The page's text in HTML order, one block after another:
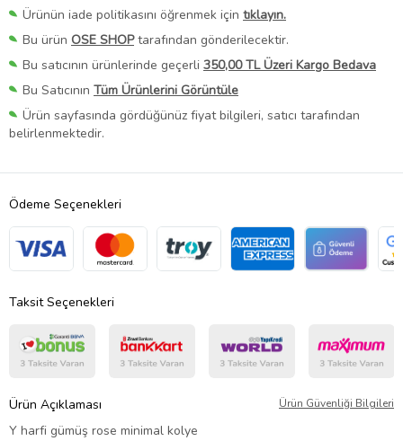
Ürünün iade politikasını öğrenmek için tıklayın.
Bu ürün OSE SHOPtarafından gönderilecektir.
Bu satıcının ürünlerinde geçerli 350,00 TL Üzeri Kargo Bedava
Bu Satıcının Tüm Ürünlerini Görüntüle
Ürün sayfasında gördüğünüz fiyat bilgileri, satıcı tarafından
belirlenmektedir.
Ödeme Seçenekleri
Taksit Seçenekleri
Ürün Açıklaması Ürün Güvenliği Bilgileri
Y harfi gümüş rose minimal kolye